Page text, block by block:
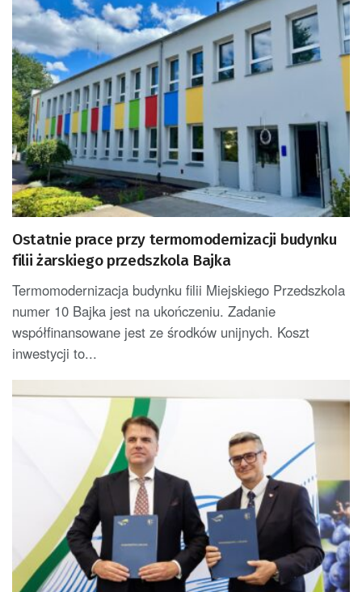
Ostatnie prace przy termomodernizacji budynku
filii żarskiego przedszkola Bajka
Termomodernizacja budynku filii Miejskiego Przedszkola
numer 10 Bajka jest na ukończeniu. Zadanie
współfinansowane jest ze środków unijnych. Koszt
inwestycji to...